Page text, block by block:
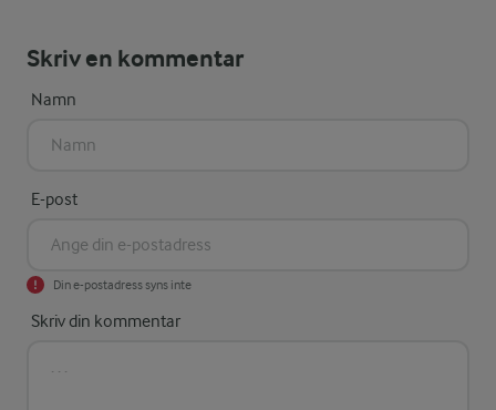
Skriv en kommentar
Namn
E-post
Din e-postadress syns inte
Skriv din kommentar